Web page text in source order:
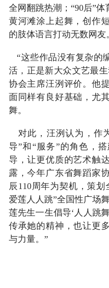
全网翻跳热潮；“90后”
黄河滩涂上起舞，创作
的肢体语言打动无数网友
“这些作品没有复杂的
活，正是新大众文艺最
协会主席汪洌评价。他
面同样有良好基础，尤
舞。
对此，汪洌认为，作
导”和“服务”的角色，
导，让更优质的艺术触
露，今年广东省舞蹈家
辰110周年为契机，策
爱莲人人跳”全国性广场
莲先生一生倡导‘人人跳
传承她的精神，也让更
与力量。”